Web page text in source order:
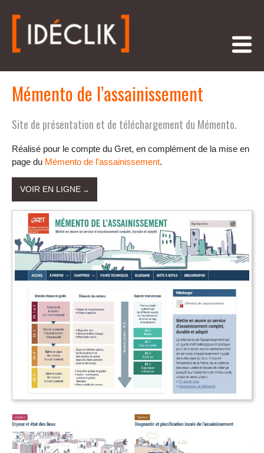
Mémento de l’assainissement
Site de présentation et de téléchargement du Mémento.
Réalisé pour le compte du Gret, en complément de la mise en
page du Mémento de l’assainissement.
VOIR EN LIGNE